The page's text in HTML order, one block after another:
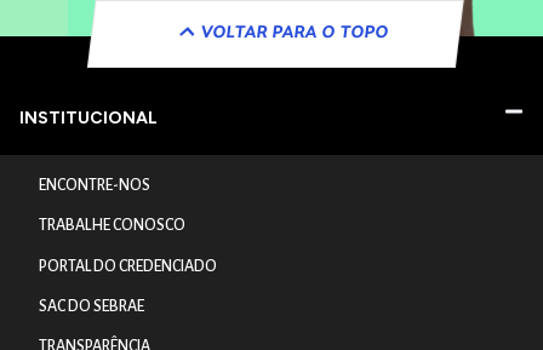
VOLTAR PARA O TOPO
INSTITUCIONAL
ENCONTRE-NOS
TRABALHE CONOSCO
PORTAL DO CREDENCIADO
SAC DO SEBRAE